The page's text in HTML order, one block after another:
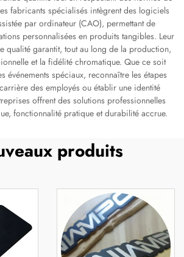
fabricants spécialisés intègrent des logiciels
par ordinateur (CAO), permettant de
personnalisées en produits tangibles. Leur
qualité garantit, tout au long de la production,
et la fidélité chromatique. Que ce soit
événements spéciaux, reconnaître les étapes
des employés ou établir une identité
offrent des solutions professionnelles
fonctionnalité pratique et durabilité accrue.
produits